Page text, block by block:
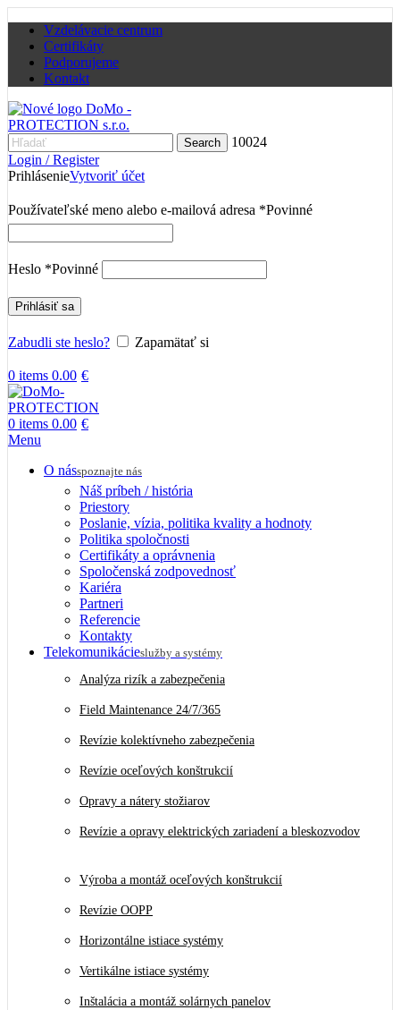
Vzdelávacie centrum
Certifikáty
Podporujeme
Kontakt
Search
10024
Login / Register
PrihlásenieVytvoriť účet
Používateľské meno alebo e-mailová adresa *Povinné
Heslo *Povinné
Prihlásiť sa
Zabudli ste heslo? Zapamätať si
0 items 0.00 €
0 items 0.00 €
Menu
O násspoznajte nás
Náš príbeh / história
Priestory
Poslanie, vízia, politika kvality a hodnoty
Politika spoločnosti
Certifikáty a oprávnenia
Spoločenská zodpovednosť
Kariéra
Partneri
Referencie
Kontakty
Telekomunikácieslužby a systémy
Analýza rizík a zabezpečenia
Field Maintenance 24/7/365
Revízie kolektívneho zabezpečenia
Revízie oceľových konštrukcií
Opravy a nátery stožiarov
Revízie a opravy elektrických zariadení a bleskozvodov
Výroba a montáž oceľových konštrukcií
Revízie OOPP
Horizontálne istiace systémy
Vertikálne istiace systémy
Inštalácia a montáž solárnych panelov